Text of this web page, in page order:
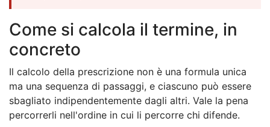
Come si calcola il termine, in
concreto
Il calcolo della prescrizione non è una formula unica
ma una sequenza di passaggi, e ciascuno può essere
sbagliato indipendentemente dagli altri. Vale la pena
percorrerli nell'ordine in cui li percorre chi difende.